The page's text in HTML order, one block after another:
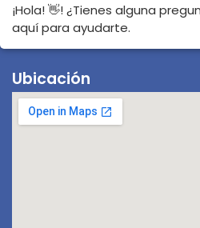
Ubicación
¡Hola! 👋! ¿Tienes alguna
aquí para ayudarte.